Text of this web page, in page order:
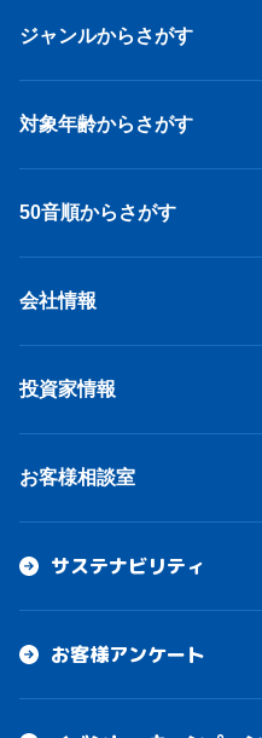
ジャンルからさがす
対象年齢からさがす
50音順からさがす
会社情報
投資家情報
お客様相談室
サステナビリティ
お客様アンケート